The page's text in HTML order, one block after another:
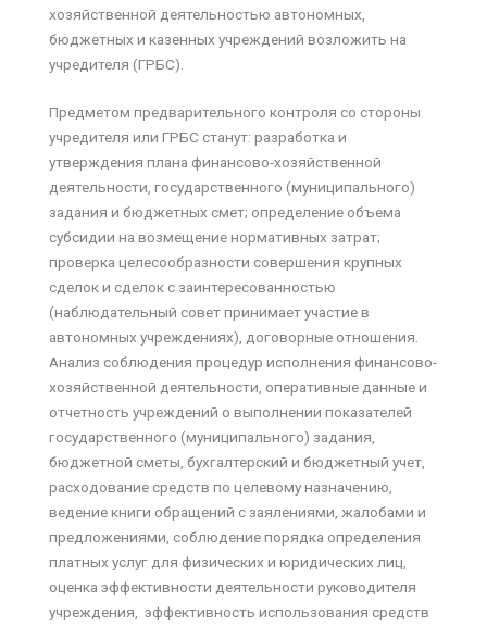
хозяйственной деятельностью автономных,
бюджетных и казенных учреждений возложить на
учредителя (ГРБС).
Предметом предварительного контроля со стороны
учредителя или ГРБС станут: разработка и
утверждения плана финансово-хозяйственной
деятельности, государственного (муниципального)
задания и бюджетных смет; определение объема
субсидии на возмещение нормативных затрат;
проверка целесообразности совершения крупных
сделок и сделок с заинтересованностью
(наблюдательный совет принимает участие в
автономных учреждениях), договорные отношения.
Анализ соблюдения процедур исполнения финансово-
хозяйственной деятельности, оперативные данные и
отчетность учреждений о выполнении показателей
государственного (муниципального) задания,
бюджетной сметы, бухгалтерский и бюджетный учет,
расходование средств по целевому назначению,
ведение книги обращений с заялениями, жалобами и
предложениями, соблюдение порядка определения
платных услуг для физических и юридических лиц,
оценка эффективности деятельности руководителя
учреждения, эффективность использования средств